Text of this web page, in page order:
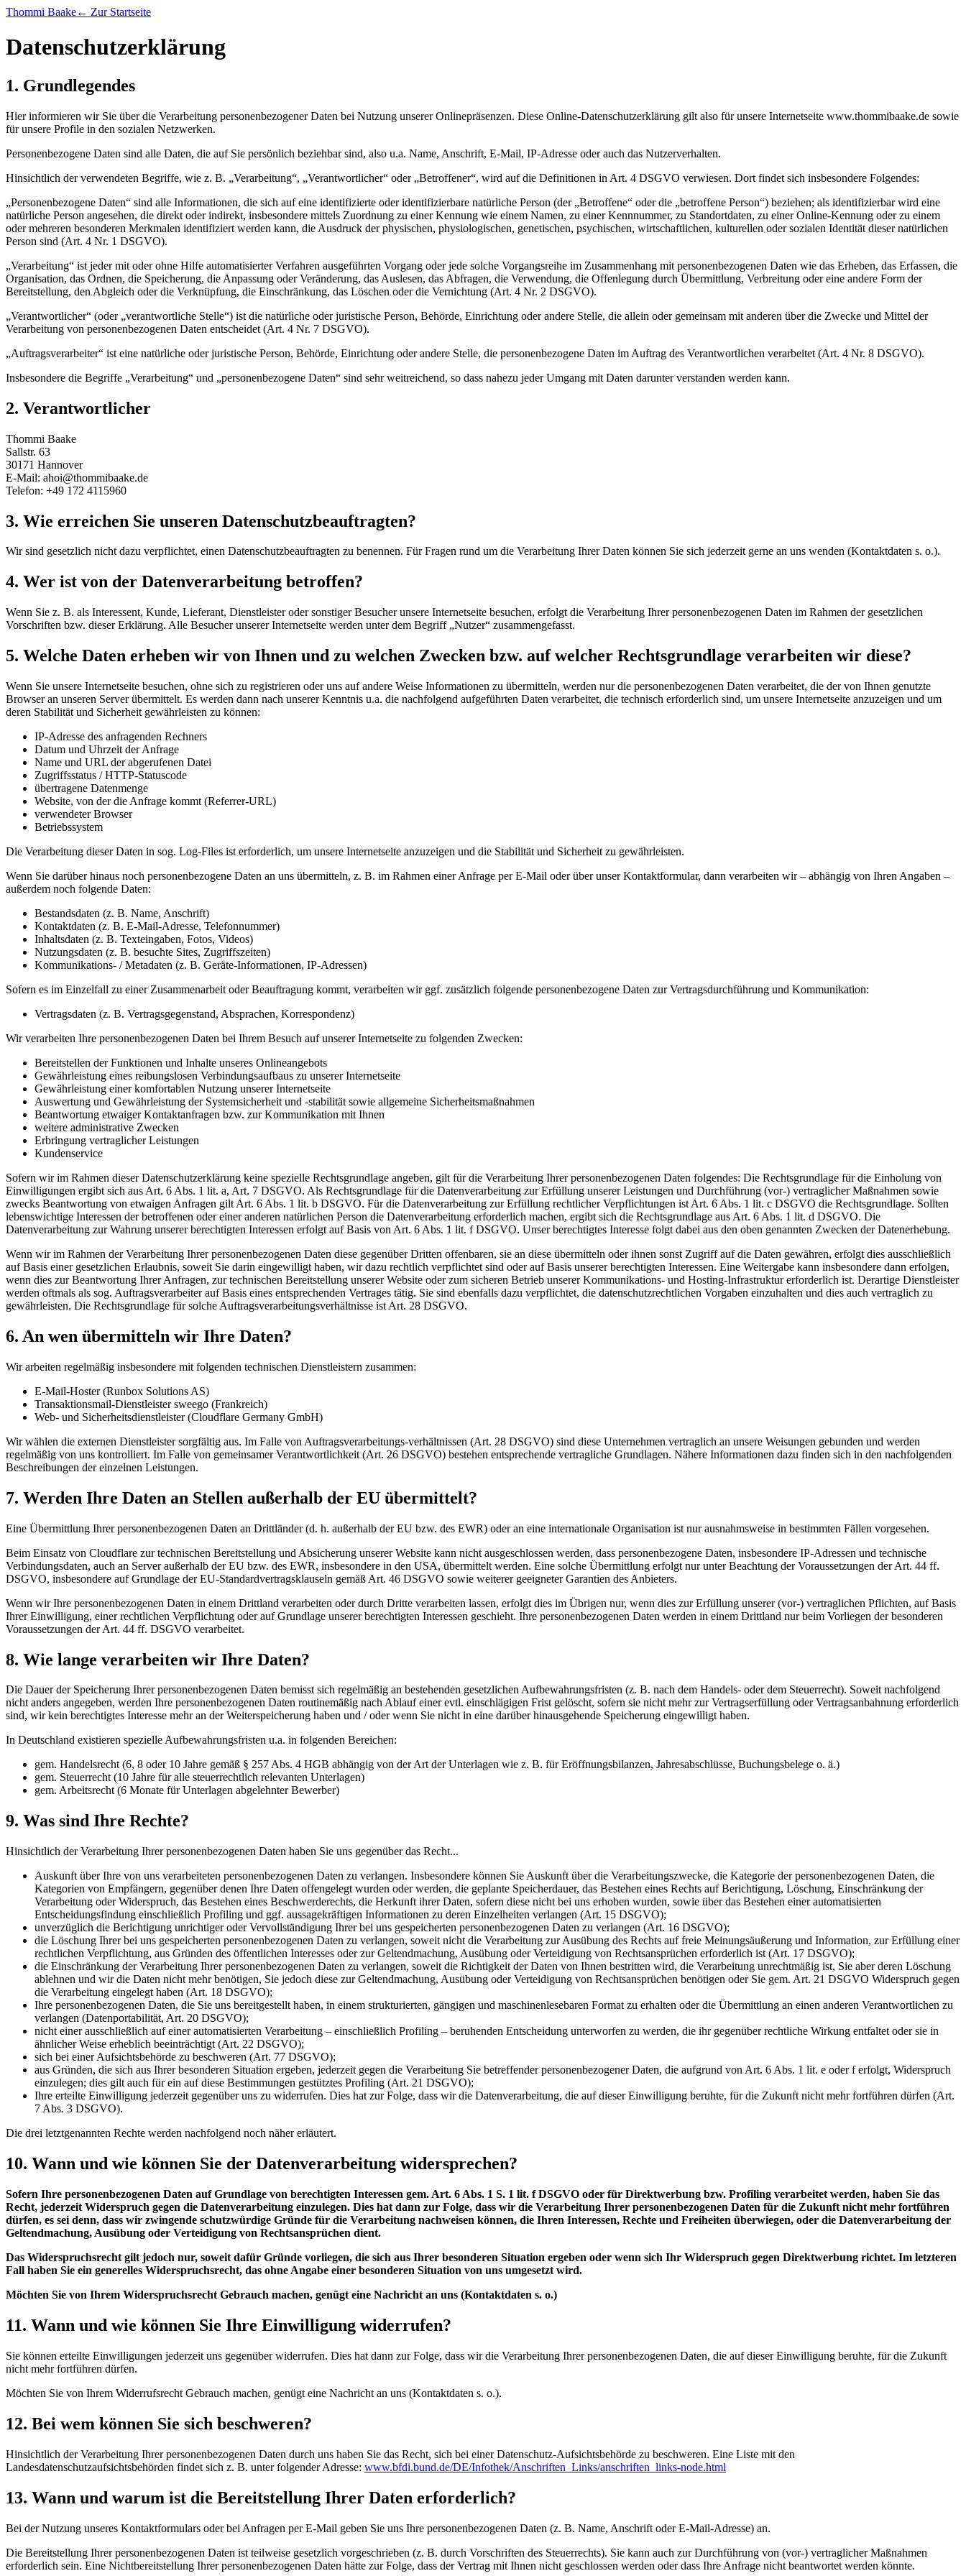
Thommi Baake← Zur Startseite
Datenschutzerklärung
1. Grundlegendes
Hier informieren wir Sie über die Verarbeitung personenbezogener Daten bei Nutzung unserer Onlinepräsenzen. Diese Online-Datenschutzerklärung gilt also für unsere Internetseite www.thommibaake.de sowie
für unsere Profile in den sozialen Netzwerken.
Personenbezogene Daten sind alle Daten, die auf Sie persönlich beziehbar sind, also u.a. Name, Anschrift, E-Mail, IP-Adresse oder auch das Nutzerverhalten.
Hinsichtlich der verwendeten Begriffe, wie z. B. „Verarbeitung“, „Verantwortlicher“ oder „Betroffener“, wird auf die Definitionen in Art. 4 DSGVO verwiesen. Dort findet sich insbesondere Folgendes:
„Personenbezogene Daten“ sind alle Informationen, die sich auf eine identifizierte oder identifizierbare natürliche Person (der „Betroffene“ oder die „betroffene Person“) beziehen; als identifizierbar wird eine
natürliche Person angesehen, die direkt oder indirekt, insbesondere mittels Zuordnung zu einer Kennung wie einem Namen, zu einer Kennnummer, zu Standortdaten, zu einer Online-Kennung oder zu einem
oder mehreren besonderen Merkmalen identifiziert werden kann, die Ausdruck der physischen, physiologischen, genetischen, psychischen, wirtschaftlichen, kulturellen oder sozialen Identität dieser natürlichen
Person sind (Art. 4 Nr. 1 DSGVO).
„Verarbeitung“ ist jeder mit oder ohne Hilfe automatisierter Verfahren ausgeführten Vorgang oder jede solche Vorgangsreihe im Zusammenhang mit personenbezogenen Daten wie das Erheben, das Erfassen, die
Organisation, das Ordnen, die Speicherung, die Anpassung oder Veränderung, das Auslesen, das Abfragen, die Verwendung, die Offenlegung durch Übermittlung, Verbreitung oder eine andere Form der
Bereitstellung, den Abgleich oder die Verknüpfung, die Einschränkung, das Löschen oder die Vernichtung (Art. 4 Nr. 2 DSGVO).
„Verantwortlicher“ (oder „verantwortliche Stelle“) ist die natürliche oder juristische Person, Behörde, Einrichtung oder andere Stelle, die allein oder gemeinsam mit anderen über die Zwecke und Mittel der
Verarbeitung von personenbezogenen Daten entscheidet (Art. 4 Nr. 7 DSGVO).
„Auftragsverarbeiter“ ist eine natürliche oder juristische Person, Behörde, Einrichtung oder andere Stelle, die personenbezogene Daten im Auftrag des Verantwortlichen verarbeitet (Art. 4 Nr. 8 DSGVO).
Insbesondere die Begriffe „Verarbeitung“ und „personenbezogene Daten“ sind sehr weitreichend, so dass nahezu jeder Umgang mit Daten darunter verstanden werden kann.
2. Verantwortlicher
Thommi Baake
Sallstr. 63
30171 Hannover
E-Mail: ahoi@thommibaake.de
Telefon: +49 172 4115960
3. Wie erreichen Sie unseren Datenschutzbeauftragten?
Wir sind gesetzlich nicht dazu verpflichtet, einen Datenschutzbeauftragten zu benennen. Für Fragen rund um die Verarbeitung Ihrer Daten können Sie sich jederzeit gerne an uns wenden (Kontaktdaten s. o.).
4. Wer ist von der Datenverarbeitung betroffen?
Wenn Sie z. B. als Interessent, Kunde, Lieferant, Dienstleister oder sonstiger Besucher unsere Internetseite besuchen, erfolgt die Verarbeitung Ihrer personenbezogenen Daten im Rahmen der gesetzlichen
Vorschriften bzw. dieser Erklärung. Alle Besucher unserer Internetseite werden unter dem Begriff „Nutzer“ zusammengefasst.
5. Welche Daten erheben wir von Ihnen und zu welchen Zwecken bzw. auf welcher Rechtsgrundlage verarbeiten wir diese?
Wenn Sie unsere Internetseite besuchen, ohne sich zu registrieren oder uns auf andere Weise Informationen zu übermitteln, werden nur die personenbezogenen Daten verarbeitet, die der von Ihnen genutzte
Browser an unseren Server übermittelt. Es werden dann nach unserer Kenntnis u.a. die nachfolgend aufgeführten Daten verarbeitet, die technisch erforderlich sind, um unsere Internetseite anzuzeigen und um
deren Stabilität und Sicherheit gewährleisten zu können:
IP-Adresse des anfragenden Rechners
Datum und Uhrzeit der Anfrage
Name und URL der abgerufenen Datei
Zugriffsstatus / HTTP-Statuscode
übertragene Datenmenge
Website, von der die Anfrage kommt (Referrer-URL)
verwendeter Browser
Betriebssystem
Die Verarbeitung dieser Daten in sog. Log-Files ist erforderlich, um unsere Internetseite anzuzeigen und die Stabilität und Sicherheit zu gewährleisten.
Wenn Sie darüber hinaus noch personenbezogene Daten an uns übermitteln, z. B. im Rahmen einer Anfrage per E-Mail oder über unser Kontaktformular, dann verarbeiten wir – abhängig von Ihren Angaben –
außerdem noch folgende Daten:
Bestandsdaten (z. B. Name, Anschrift)
Kontaktdaten (z. B. E-Mail-Adresse, Telefonnummer)
Inhaltsdaten (z. B. Texteingaben, Fotos, Videos)
Nutzungsdaten (z. B. besuchte Sites, Zugriffszeiten)
Kommunikations- / Metadaten (z. B. Geräte-Informationen, IP-Adressen)
Sofern es im Einzelfall zu einer Zusammenarbeit oder Beauftragung kommt, verarbeiten wir ggf. zusätzlich folgende personenbezogene Daten zur Vertragsdurchführung und Kommunikation:
Vertragsdaten (z. B. Vertragsgegenstand, Absprachen, Korrespondenz)
Wir verarbeiten Ihre personenbezogenen Daten bei Ihrem Besuch auf unserer Internetseite zu folgenden Zwecken:
Bereitstellen der Funktionen und Inhalte unseres Onlineangebots
Gewährleistung eines reibungslosen Verbindungsaufbaus zu unserer Internetseite
Gewährleistung einer komfortablen Nutzung unserer Internetseite
Auswertung und Gewährleistung der Systemsicherheit und -stabilität sowie allgemeine Sicherheitsmaßnahmen
Beantwortung etwaiger Kontaktanfragen bzw. zur Kommunikation mit Ihnen
weitere administrative Zwecken
Erbringung vertraglicher Leistungen
Kundenservice
Sofern wir im Rahmen dieser Datenschutzerklärung keine spezielle Rechtsgrundlage angeben, gilt für die Verarbeitung Ihrer personenbezogenen Daten folgendes: Die Rechtsgrundlage für die Einholung von
Einwilligungen ergibt sich aus Art. 6 Abs. 1 lit. a, Art. 7 DSGVO. Als Rechtsgrundlage für die Datenverarbeitung zur Erfüllung unserer Leistungen und Durchführung (vor-) vertraglicher Maßnahmen sowie
zwecks Beantwortung von etwaigen Anfragen gilt Art. 6 Abs. 1 lit. b DSGVO. Für die Datenverarbeitung zur Erfüllung rechtlicher Verpflichtungen ist Art. 6 Abs. 1 lit. c DSGVO die Rechtsgrundlage. Sollten
lebenswichtige Interessen der betroffenen oder einer anderen natürlichen Person die Datenverarbeitung erforderlich machen, ergibt sich die Rechtsgrundlage aus Art. 6 Abs. 1 lit. d DSGVO. Die
Datenverarbeitung zur Wahrung unserer berechtigten Interessen erfolgt auf Basis von Art. 6 Abs. 1 lit. f DSGVO. Unser berechtigtes Interesse folgt dabei aus den oben genannten Zwecken der Datenerhebung.
Wenn wir im Rahmen der Verarbeitung Ihrer personenbezogenen Daten diese gegenüber Dritten offenbaren, sie an diese übermitteln oder ihnen sonst Zugriff auf die Daten gewähren, erfolgt dies ausschließlich
auf Basis einer gesetzlichen Erlaubnis, soweit Sie darin eingewilligt haben, wir dazu rechtlich verpflichtet sind oder auf Basis unserer berechtigten Interessen. Eine Weitergabe kann insbesondere dann erfolgen,
wenn dies zur Beantwortung Ihrer Anfragen, zur technischen Bereitstellung unserer Website oder zum sicheren Betrieb unserer Kommunikations- und Hosting-Infrastruktur erforderlich ist. Derartige Dienstleister
werden oftmals als sog. Auftragsverarbeiter auf Basis eines entsprechenden Vertrages tätig. Sie sind ebenfalls dazu verpflichtet, die datenschutzrechtlichen Vorgaben einzuhalten und dies auch vertraglich zu
gewährleisten. Die Rechtsgrundlage für solche Auftragsverarbeitungsverhältnisse ist Art. 28 DSGVO.
6. An wen übermitteln wir Ihre Daten?
Wir arbeiten regelmäßig insbesondere mit folgenden technischen Dienstleistern zusammen:
E-Mail-Hoster (Runbox Solutions AS)
Transaktionsmail-Dienstleister sweego (Frankreich)
Web- und Sicherheitsdienstleister (Cloudflare Germany GmbH)
Wir wählen die externen Dienstleister sorgfältig aus. Im Falle von Auftragsverarbeitungs-verhältnissen (Art. 28 DSGVO) sind diese Unternehmen vertraglich an unsere Weisungen gebunden und werden
regelmäßig von uns kontrolliert. Im Falle von gemeinsamer Verantwortlichkeit (Art. 26 DSGVO) bestehen entsprechende vertragliche Grundlagen. Nähere Informationen dazu finden sich in den nachfolgenden
Beschreibungen der einzelnen Leistungen.
7. Werden Ihre Daten an Stellen außerhalb der EU übermittelt?
Eine Übermittlung Ihrer personenbezogenen Daten an Drittländer (d. h. außerhalb der EU bzw. des EWR) oder an eine internationale Organisation ist nur ausnahmsweise in bestimmten Fällen vorgesehen.
Beim Einsatz von Cloudflare zur technischen Bereitstellung und Absicherung unserer Website kann nicht ausgeschlossen werden, dass personenbezogene Daten, insbesondere IP-Adressen und technische
Verbindungsdaten, auch an Server außerhalb der EU bzw. des EWR, insbesondere in den USA, übermittelt werden. Eine solche Übermittlung erfolgt nur unter Beachtung der Voraussetzungen der Art. 44 ff.
DSGVO, insbesondere auf Grundlage der EU-Standardvertragsklauseln gemäß Art. 46 DSGVO sowie weiterer geeigneter Garantien des Anbieters.
Wenn wir Ihre personenbezogenen Daten in einem Drittland verarbeiten oder durch Dritte verarbeiten lassen, erfolgt dies im Übrigen nur, wenn dies zur Erfüllung unserer (vor-) vertraglichen Pflichten, auf Basis
Ihrer Einwilligung, einer rechtlichen Verpflichtung oder auf Grundlage unserer berechtigten Interessen geschieht. Ihre personenbezogenen Daten werden in einem Drittland nur beim Vorliegen der besonderen
Voraussetzungen der Art. 44 ff. DSGVO verarbeitet.
8. Wie lange verarbeiten wir Ihre Daten?
Die Dauer der Speicherung Ihrer personenbezogenen Daten bemisst sich regelmäßig an bestehenden gesetzlichen Aufbewahrungsfristen (z. B. nach dem Handels‐ oder dem Steuerrecht). Soweit nachfolgend
nicht anders angegeben, werden Ihre personenbezogenen Daten routinemäßig nach Ablauf einer evtl. einschlägigen Frist gelöscht, sofern sie nicht mehr zur Vertragserfüllung oder Vertragsanbahnung erforderlich
sind, wir kein berechtigtes Interesse mehr an der Weiterspeicherung haben und / oder wenn Sie nicht in eine darüber hinausgehende Speicherung eingewilligt haben.
In Deutschland existieren spezielle Aufbewahrungsfristen u.a. in folgenden Bereichen:
gem. Handelsrecht (6, 8 oder 10 Jahre gemäß § 257 Abs. 4 HGB abhängig von der Art der Unterlagen wie z. B. für Eröffnungsbilanzen, Jahresabschlüsse, Buchungsbelege o. ä.)
gem. Steuerrecht (10 Jahre für alle steuerrechtlich relevanten Unterlagen)
gem. Arbeitsrecht (6 Monate für Unterlagen abgelehnter Bewerber)
9. Was sind Ihre Rechte?
Hinsichtlich der Verarbeitung Ihrer personenbezogenen Daten haben Sie uns gegenüber das Recht...
Auskunft über Ihre von uns verarbeiteten personenbezogenen Daten zu verlangen. Insbesondere können Sie Auskunft über die Verarbeitungszwecke, die Kategorie der personenbezogenen Daten, die
Kategorien von Empfängern, gegenüber denen Ihre Daten offengelegt wurden oder werden, die geplante Speicherdauer, das Bestehen eines Rechts auf Berichtigung, Löschung, Einschränkung der
Verarbeitung oder Widerspruch, das Bestehen eines Beschwerderechts, die Herkunft ihrer Daten, sofern diese nicht bei uns erhoben wurden, sowie über das Bestehen einer automatisierten
Entscheidungsfindung einschließlich Profiling und ggf. aussagekräftigen Informationen zu deren Einzelheiten verlangen (Art. 15 DSGVO);
unverzüglich die Berichtigung unrichtiger oder Vervollständigung Ihrer bei uns gespeicherten personenbezogenen Daten zu verlangen (Art. 16 DSGVO);
die Löschung Ihrer bei uns gespeicherten personenbezogenen Daten zu verlangen, soweit nicht die Verarbeitung zur Ausübung des Rechts auf freie Meinungsäußerung und Information, zur Erfüllung einer
rechtlichen Verpflichtung, aus Gründen des öffentlichen Interesses oder zur Geltendmachung, Ausübung oder Verteidigung von Rechtsansprüchen erforderlich ist (Art. 17 DSGVO);
die Einschränkung der Verarbeitung Ihrer personenbezogenen Daten zu verlangen, soweit die Richtigkeit der Daten von Ihnen bestritten wird, die Verarbeitung unrechtmäßig ist, Sie aber deren Löschung
ablehnen und wir die Daten nicht mehr benötigen, Sie jedoch diese zur Geltendmachung, Ausübung oder Verteidigung von Rechtsansprüchen benötigen oder Sie gem. Art. 21 DSGVO Widerspruch gegen
die Verarbeitung eingelegt haben (Art. 18 DSGVO);
Ihre personenbezogenen Daten, die Sie uns bereitgestellt haben, in einem strukturierten, gängigen und maschinenlesebaren Format zu erhalten oder die Übermittlung an einen anderen Verantwortlichen zu
verlangen (Datenportabilität, Art. 20 DSGVO);
nicht einer ausschließlich auf einer automatisierten Verarbeitung – einschließlich Profiling – beruhenden Entscheidung unterworfen zu werden, die ihr gegenüber rechtliche Wirkung entfaltet oder sie in
ähnlicher Weise erheblich beeinträchtigt (Art. 22 DSGVO);
sich bei einer Aufsichtsbehörde zu beschweren (Art. 77 DSGVO);
aus Gründen, die sich aus Ihrer besonderen Situation ergeben, jederzeit gegen die Verarbeitung Sie betreffender personenbezogener Daten, die aufgrund von Art. 6 Abs. 1 lit. e oder f erfolgt, Widerspruch
einzulegen; dies gilt auch für ein auf diese Bestimmungen gestütztes Profiling (Art. 21 DSGVO);
Ihre erteilte Einwilligung jederzeit gegenüber uns zu widerrufen. Dies hat zur Folge, dass wir die Datenverarbeitung, die auf dieser Einwilligung beruhte, für die Zukunft nicht mehr fortführen dürfen (Art.
7 Abs. 3 DSGVO).
Die drei letztgenannten Rechte werden nachfolgend noch näher erläutert.
10. Wann und wie können Sie der Datenverarbeitung widersprechen?
Sofern Ihre personenbezogenen Daten auf Grundlage von berechtigten Interessen gem. Art. 6 Abs. 1 S. 1 lit. f DSGVO oder für Direktwerbung bzw. Profiling verarbeitet werden, haben Sie das
Recht, jederzeit Widerspruch gegen die Datenverarbeitung einzulegen. Dies hat dann zur Folge, dass wir die Verarbeitung Ihrer personenbezogenen Daten für die Zukunft nicht mehr fortführen
dürfen, es sei denn, dass wir zwingende schutzwürdige Gründe für die Verarbeitung nachweisen können, die Ihren Interessen, Rechte und Freiheiten überwiegen, oder die Datenverarbeitung der
Geltendmachung, Ausübung oder Verteidigung von Rechtsansprüchen dient.
Das Widerspruchsrecht gilt jedoch nur, soweit dafür Gründe vorliegen, die sich aus Ihrer besonderen Situation ergeben oder wenn sich Ihr Widerspruch gegen Direktwerbung richtet. Im letzteren
Fall haben Sie ein generelles Widerspruchsrecht, das ohne Angabe einer besonderen Situation von uns umgesetzt wird.
Möchten Sie von Ihrem Widerspruchsrecht Gebrauch machen, genügt eine Nachricht an uns (Kontaktdaten s. o.)
11. Wann und wie können Sie Ihre Einwilligung widerrufen?
Sie können erteilte Einwilligungen jederzeit uns gegenüber widerrufen. Dies hat dann zur Folge, dass wir die Verarbeitung Ihrer personenbezogenen Daten, die auf dieser Einwilligung beruhte, für die Zukunft
nicht mehr fortführen dürfen.
Möchten Sie von Ihrem Widerrufsrecht Gebrauch machen, genügt eine Nachricht an uns (Kontaktdaten s. o.).
12. Bei wem können Sie sich beschweren?
Hinsichtlich der Verarbeitung Ihrer personenbezogenen Daten durch uns haben Sie das Recht, sich bei einer Datenschutz-Aufsichtsbehörde zu beschweren. Eine Liste mit den
Landesdatenschutzaufsichtsbehörden findet sich z. B. unter folgender Adresse: www.bfdi.bund.de/DE/Infothek/Anschriften_Links/anschriften_links-node.html
13. Wann und warum ist die Bereitstellung Ihrer Daten erforderlich?
Bei der Nutzung unseres Kontaktformulars oder bei Anfragen per E-Mail geben Sie uns Ihre personenbezogenen Daten (z. B. Name, Anschrift oder E-Mail‐Adresse) an.
Die Bereitstellung Ihrer personenbezogenen Daten ist teilweise gesetzlich vorgeschrieben (z. B. durch Vorschriften des Steuerrechts). Sie kann auch zur Durchführung von (vor-) vertraglicher Maßnahmen
erforderlich sein. Eine Nichtbereitstellung Ihrer personenbezogenen Daten hätte zur Folge, dass der Vertrag mit Ihnen nicht geschlossen werden oder dass Ihre Anfrage nicht beantwortet werden könnte.